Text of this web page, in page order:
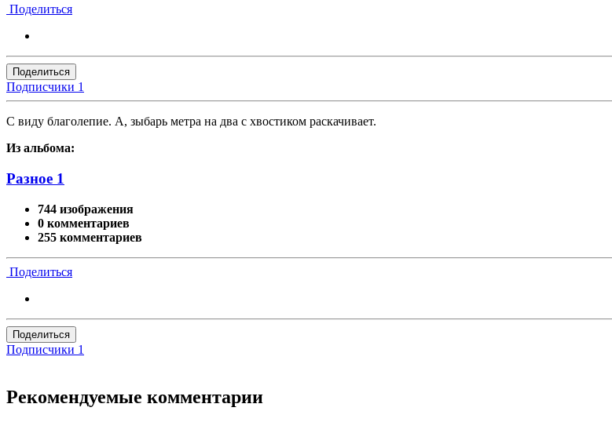
Поделиться
Поделиться
Подписчики 1
С виду благолепие. А, зыбарь метра на два с хвостиком раскачивает.
Из альбома:
Разное 1
744 изображения
0 комментариев
255 комментариев
Поделиться
Поделиться
Подписчики 1
Рекомендуемые комментарии